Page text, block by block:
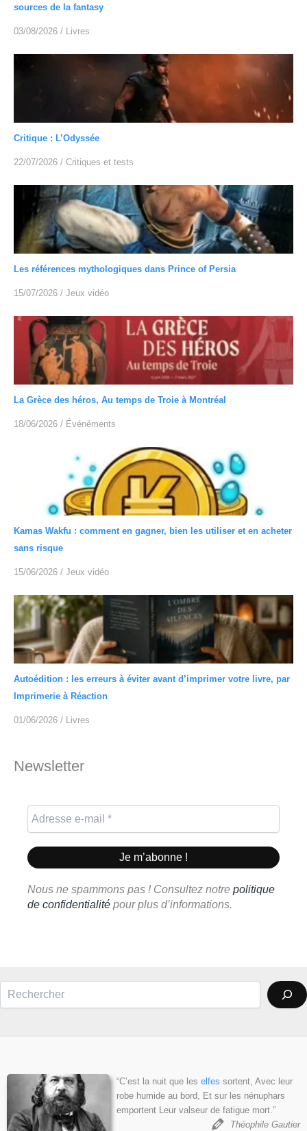
sources de la fantasy
03/08/2026 / Livres
Critique : L’Odyssée
22/07/2026 / Critiques et tests
Les références mythologiques dans Prince of Persia
15/07/2026 / Jeux vidéo
La Grèce des héros, Au temps de Troie à Montréal
18/06/2026 / Événéments
Kamas Wakfu : comment en gagner, bien les utiliser et en acheter
sans risque
15/06/2026 / Jeux vidéo
Autoédition : les erreurs à éviter avant d’imprimer votre livre, par
Imprimerie à Réaction
01/06/2026 / Livres
Newsletter
Nous ne spammons pas ! Consultez notre politique
de confidentialité pour plus d’informations.
Rechercher
“C’est la nuit que les elfes sortent, Avec leur
robe humide au bord, Et sur les nénuphars
emportent Leur valseur de fatigue mort.”
Théophile Gautier